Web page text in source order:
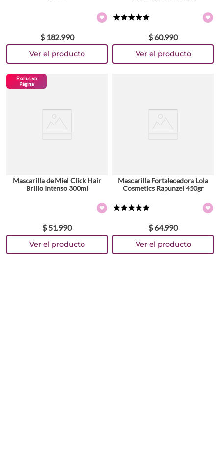
$ 182.990 $ 60.990
Exclusivo
Página
Mascarilla de Miel Click Hair
Brillo Intenso 300ml
$ 51.990
Mascarilla Fortalecedora Lola
Cosmetics Rapunzel 450gr
$ 64.990